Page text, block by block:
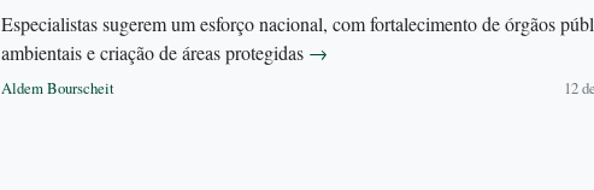
Especialistas sugerem um esforço nacional, com fortalecimento de órgãos
ambientais e criação de áreas protegidas →
Aldem Bourscheit 12